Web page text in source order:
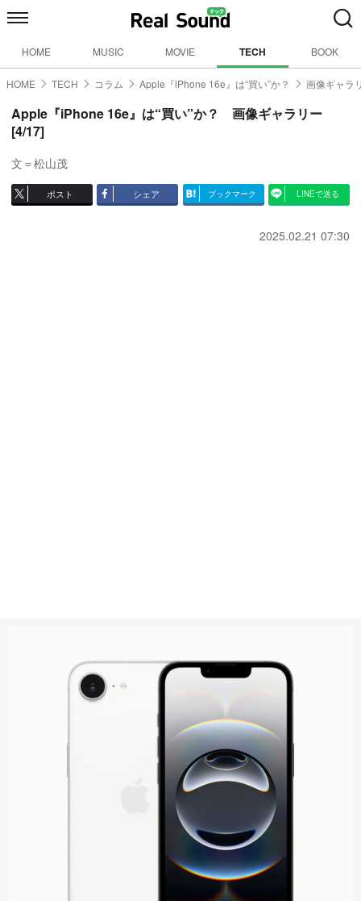
HOME MUSIC MOVIE TECH BOOK
HOME TECH コラム Apple『iPhone 16e』は“買い”か？ 画像ギャラ
Apple『iPhone 16e』は“買い”か？ 画像ギャラリー
[4/17]
文＝松山茂
ポスト シェア ブックマーク LINEで送る
2025.02.21 07:30